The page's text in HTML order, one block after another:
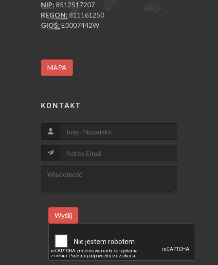
NIP: 8512517207
REGON: 811161250
GIOŚ: E0007442W
MAPA
KONTAKT
Wyślij